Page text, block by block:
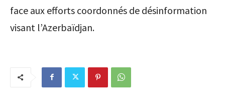
face aux efforts coordonnés de désinformation
visant l’Azerbaïdjan.